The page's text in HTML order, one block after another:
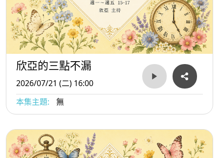
欣亞的三點不漏
2026/07/21 (二) 16:00
本集主題:
無